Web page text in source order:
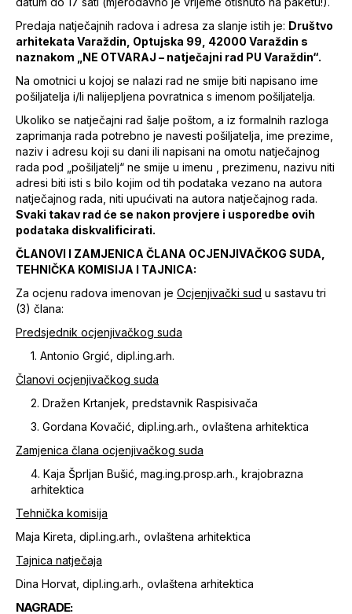
Predaja natječajnih radova i adresa za slanje istih je: Društvo
arhitekata Varaždin, Optujska 99, 42000 Varaždin s
naznakom „NE OTVARAJ – natječajni rad PU Varaždin“.
Na omotnici u kojoj se nalazi rad ne smije biti napisano ime
pošiljatelja i/li nalijepljena povratnica s imenom pošiljatelja.
Ukoliko se natječajni rad šalje poštom, a iz formalnih razloga
zaprimanja rada potrebno je navesti pošiljatelja, ime prezime,
naziv i adresu koji su dani ili napisani na omotu natječajnog
rada pod „pošiljatelj“ ne smije u imenu , prezimenu, nazivu niti
adresi biti isti s bilo kojim od tih podataka vezano na autora
natječajnog rada, niti upućivati na autora natječajnog rada.
Svaki takav rad će se nakon provjere i usporedbe ovih
podataka diskvalificirati.
ČLANOVI I ZAMJENICA ČLANA OCJENJIVAČKOG SUDA,
TEHNIČKA KOMISIJA I TAJNICA:
Za ocjenu radova imenovan je Ocjenjivački sud u sastavu tri
(3) člana:
Predsjednik ocjenjivačkog suda
1. Antonio Grgić, dipl.ing.arh.
Članovi ocjenjivačkog suda
2. Dražen Krtanjek, predstavnik Raspisivača
3. Gordana Kovačić, dipl.ing.arh., ovlaštena arhitektica
Zamjenica člana ocjenjivačkog suda
4. Kaja Šprljan Bušić, mag.ing.prosp.arh., krajobrazna
arhitektica
Tehnička komisija
Maja Kireta, dipl.ing.arh., ovlaštena arhitektica
Tajnica natječaja
Dina Horvat, dipl.ing.arh., ovlaštena arhitektica
NAGRADE: